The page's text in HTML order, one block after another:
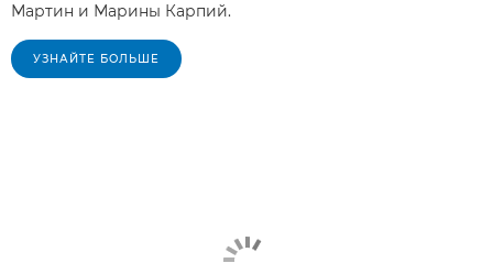
Мартин и Марины Карпий.
УЗНАЙТЕ БОЛЬШЕ